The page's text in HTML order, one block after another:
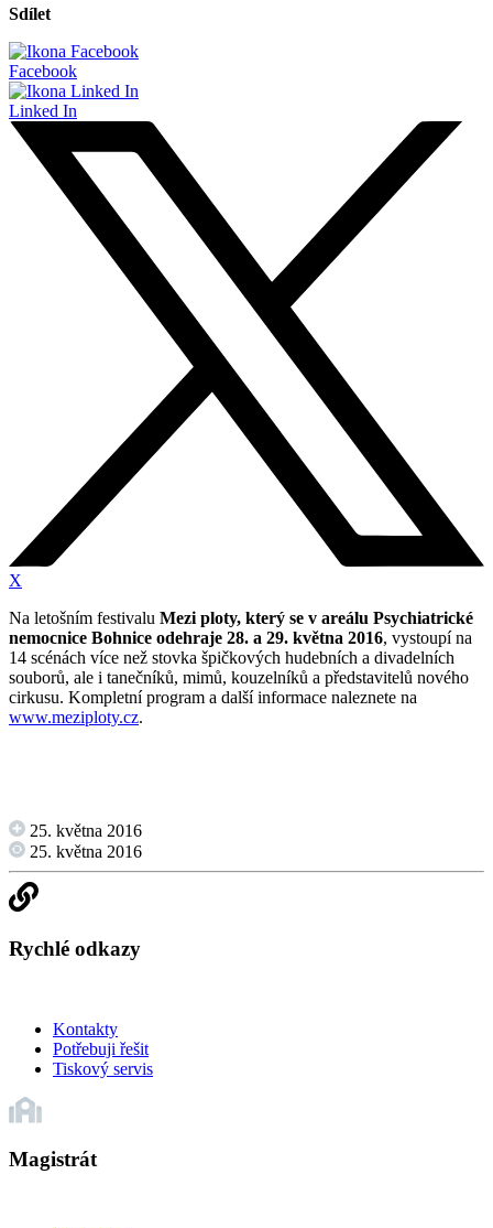
Sdílet
Facebook
Linked In
X
Na letošním festivalu Mezi ploty, který se v areálu Psychiatrické
nemocnice Bohnice odehraje 28. a 29. května 2016, vystoupí na
14 scénách více než stovka špičkových hudebních a divadelních
souborů, ale i tanečníků, mimů, kouzelníků a představitelů nového
cirkusu. Kompletní program a další informace naleznete na
www.meziploty.cz.
25. května 2016
25. května 2016
Rychlé odkazy
Kontakty
Potřebuji řešit
Tiskový servis
Magistrát